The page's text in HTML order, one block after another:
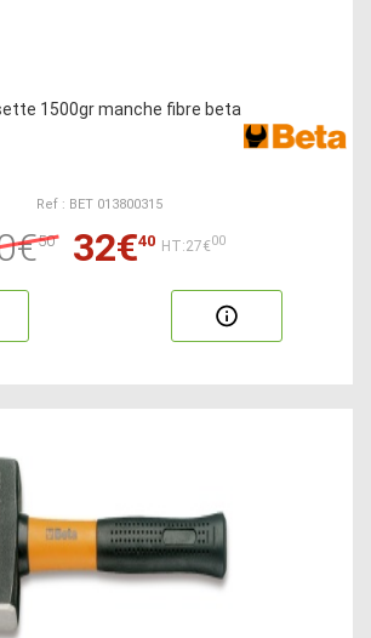
1500gr manche fibre beta
Ref : BET 013800315
50 32€40 HT:27€00